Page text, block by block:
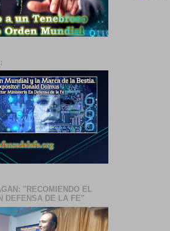
"RECOMIENDO EL
DEFENSA DE LA FE"